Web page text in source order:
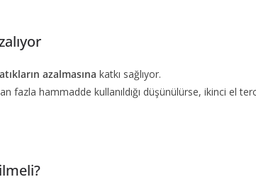
azalmasına katkı sağlıyor.
fazla hammadde kullanıldığı düşünülürse, ikinci el